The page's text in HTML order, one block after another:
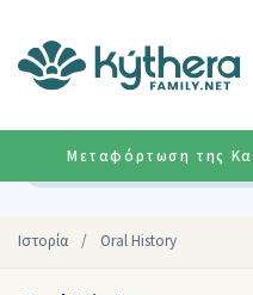
Ιστορία / Oral History
Μεταφόρτωση της